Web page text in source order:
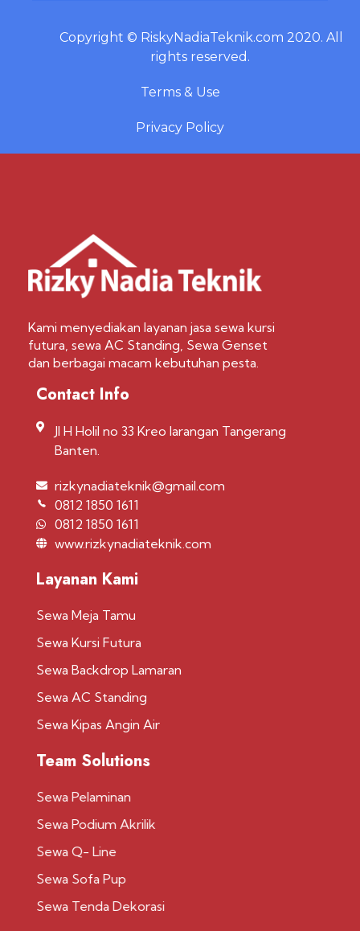
Copyright © RiskyNadiaTeknik.com 2020. All
rights reserved.
Terms & Use
Privacy Policy
Kami menyediakan layanan jasa sewa kursi
futura, sewa AC Standing, Sewa Genset
dan berbagai macam kebutuhan pesta.
Contact Info
Jl H Holil no 33 Kreo larangan Tangerang
Banten.
rizkynadiateknik@gmail.com
0812 1850 1611
0812 1850 1611
www.rizkynadiateknik.com
Layanan Kami
Sewa Meja Tamu
Sewa Kursi Futura
Sewa Backdrop Lamaran
Sewa AC Standing
Sewa Kipas Angin Air
Team Solutions
Sewa Pelaminan
Sewa Podium Akrilik
Sewa Q- Line
Sewa Sofa Pup
Sewa Tenda Dekorasi